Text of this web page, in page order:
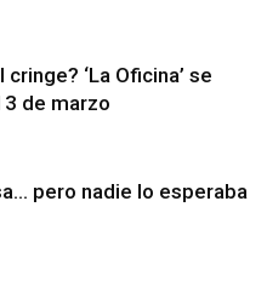
‘La Oficina’ se
de marzo
pero nadie lo esperaba